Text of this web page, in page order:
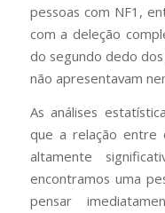
pessoas com NF1,
com a deleção
do segundo dedo dos
não apresentavam
As análises
que a relação
altamente
encontramos uma
pensar